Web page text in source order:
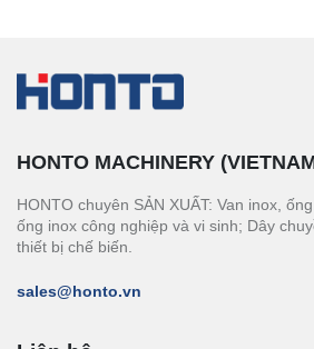
HONTO MACHINERY
HONTO chuyên SẢN XUẤT: Van inox,
ống inox công nghiệp và vi sinh; Dây
thiết bị chế biến.
sales@honto.vn